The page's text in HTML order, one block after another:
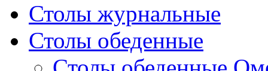
Столы журнальные
Столы обеденные